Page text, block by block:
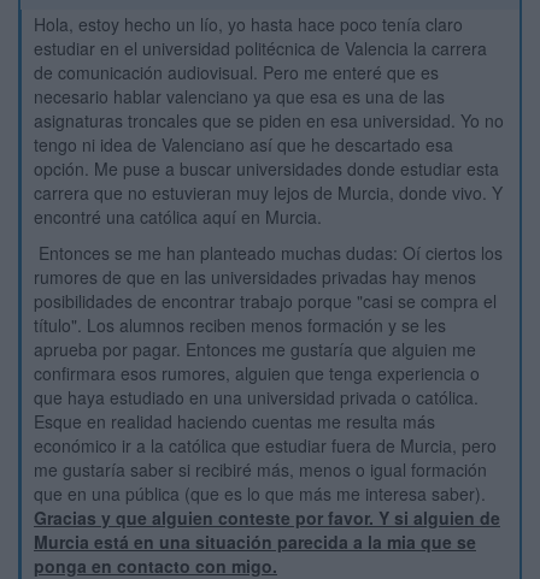
Hola, estoy hecho un lío, yo hasta hace poco tenía claro
estudiar en el universidad politécnica de Valencia la carrera
de comunicación audiovisual. Pero me enteré que es
necesario hablar valenciano ya que esa es una de las
asignaturas troncales que se piden en esa universidad. Yo no
tengo ni idea de Valenciano así que he descartado esa
opción. Me puse a buscar universidades donde estudiar esta
carrera que no estuvieran muy lejos de Murcia, donde vivo. Y
encontré una católica aquí en Murcia.
Entonces se me han planteado muchas dudas: Oí ciertos los
rumores de que en las universidades privadas hay menos
posibilidades de encontrar trabajo porque "casi se compra el
título". Los alumnos reciben menos formación y se les
aprueba por pagar. Entonces me gustaría que alguien me
confirmara esos rumores, alguien que tenga experiencia o
que haya estudiado en una universidad privada o católica.
Esque en realidad haciendo cuentas me resulta más
económico ir a la católica que estudiar fuera de Murcia, pero
me gustaría saber si recibiré más, menos o igual formación
que en una pública (que es lo que más me interesa saber).
Gracias y que alguien conteste por favor. Y si alguien de
Murcia está en una situación parecida a la mia que se
ponga en contacto con migo.